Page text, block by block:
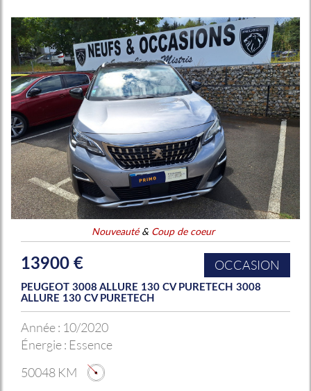
Nouveauté& Coup de coeur
13900 € OCCASION
PEUGEOT 3008 ALLURE 130 CV PURETECH 3008
ALLURE 130 CV PURETECH
Année : 10/2020
Énergie : Essence
50048 KM